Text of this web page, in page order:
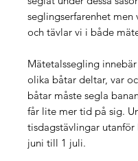
seglingserfarenhet
och tävlar vi i både
Mätetalssegling
olika båtar deltar, var
båtar måste segla
får lite mer tid på sig.
tisdagstävlingar utanför
juni till 1 juli.